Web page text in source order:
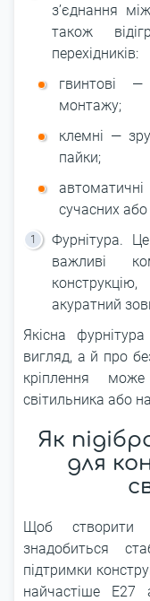
з’єднання
також
перехідників:
гвинтові
монтажу;
клемні —
пайки;
сучасних або
Фурнітура.
важливі
акуратний
Якісна
вигляд, а й про
кріплення
світильника або
Як
для
Щоб створити
знадобиться
підтримки
найчастіше